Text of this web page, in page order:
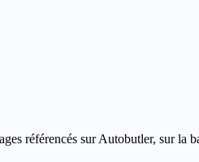
référencés sur Autobutler, sur la